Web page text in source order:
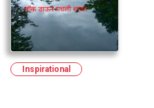
Inspirational